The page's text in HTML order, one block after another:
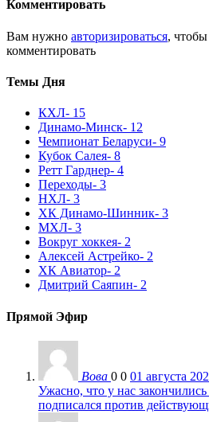
Комментировать
Вам нужно авторизироваться,
комментировать
Темы Дня
КХЛ- 15
Динамо-Минск- 12
Чемпионат Беларуси- 9
Кубок Салея- 8
Ретт Гарднер- 4
Переходы- 3
НХЛ- 3
ХК Динамо-Шинник- 3
МХЛ- 3
Вокруг хоккея- 2
Алексей Астрейко- 2
ХК Авиатор- 2
Дмитрий Саяпин- 2
Прямой Эфир
Вова 0 0 01 августа
Ужасно, что у нас
подписался против